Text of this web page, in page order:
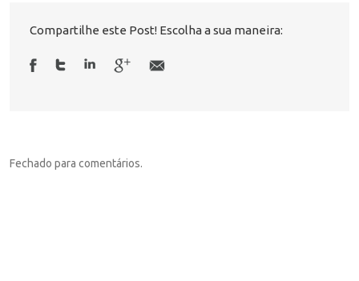
Compartilhe este Post! Escolha a sua maneira:
Fechado para comentários.